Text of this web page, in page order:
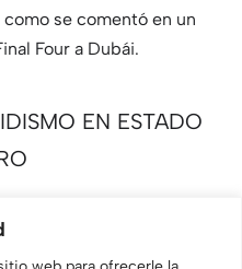
se comentó en un
Four a Dubái.
EN ESTADO